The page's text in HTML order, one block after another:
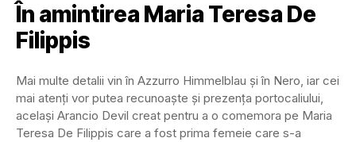
În amintirea Maria Teresa De
Filippis
Mai multe detalii vin în Azzurro Himmelblau și în Nero, iar cei
mai atenți vor putea recunoaște și prezența portocaliului,
același Arancio Devil creat pentru a o comemora pe Maria
Teresa De Filippis care a fost prima femeie care s-a